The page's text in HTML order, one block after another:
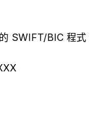
SWIFT/BIC 程式